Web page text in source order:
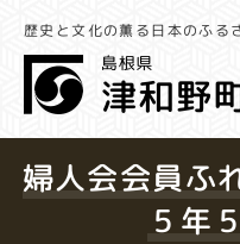
歴史と文化の薫る日本のふる
婦人会会員ふ
５年